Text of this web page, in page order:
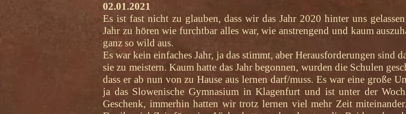
02.01.2021
Es ist fast nicht zu glauben, dass wir das Jahr 2020 hinter uns
Jahr zu hören wie furchtbar alles war, wie anstrengend und kaum
ganz so wild aus.
Es war kein einfaches Jahr, ja das stimmt, aber Herausforderungen sind
sie zu meistern. Kaum hatte das Jahr begonnen, wurden die Schulen
dass er ab nun von zu Hause aus lernen darf/muss. Es war eine große
ja das Slowenische Gymnasium in Klagenfurt und ist unter der
Geschenk, immerhin hatten wir trotz lernen viel mehr Zeit